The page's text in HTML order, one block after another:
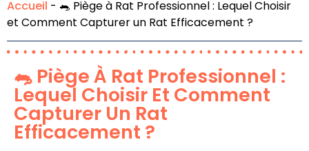
Accueil - 🐀 Piège à Rat Professionnel : Lequel Choisir
et Comment Capturer un Rat Efficacement ?
🐀 Piège À Rat Professionnel :
Lequel Choisir Et Comment
Capturer Un Rat
Efficacement ?